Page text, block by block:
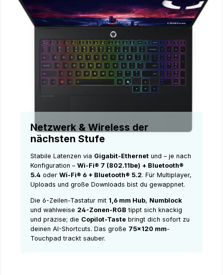
Netzwerk & Wireless der
nächsten Stufe
Stabile Latenzen via Gigabit-Ethernet und – je nach
Konfiguration – Wi-Fi® 7 (802.11be) + Bluetooth®
5.4 oder Wi-Fi® 6 + Bluetooth® 5.2. Für Multiplayer,
Uploads und große Downloads bist du gewappnet.
Die 6-Zeilen-Tastatur mit 1,6 mm Hub, Numblock
und wahlweise 24-Zonen-RGB tippt sich knackig
und präzise; die Copilot-Taste bringt dich sofort zu
deinen AI-Shortcuts. Das große 75×120 mm-
Touchpad trackt sauber.